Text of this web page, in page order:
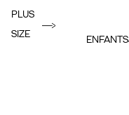
PLUS
SIZE
ENFANTS